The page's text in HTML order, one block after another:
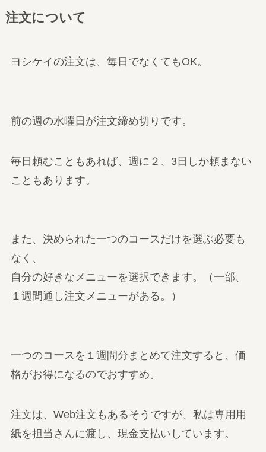
注文について
ヨシケイの注文は、毎日でなくてもOK。
前の週の水曜日が注文締め切りです。
毎日頼むこともあれば、週に２、3日しか頼まない
こともあります。
また、決められた一つのコースだけを選ぶ必要も
なく、
自分の好きなメニューを選択できます。（一部、
１週間通し注文メニューがある。）
一つのコースを１週間分まとめて注文すると、価
格がお得になるのでおすすめ。
注文は、Web注文もあるそうですが、私は専用用
紙を担当さんに渡し、現金支払いしています。